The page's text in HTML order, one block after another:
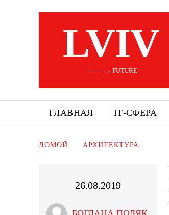
LVIV
———→ FUTURE
ГЛАВНАЯ ІТ-СФЕРА
ДОМОЙ АРХИТЕКТУРА
26.08.2019